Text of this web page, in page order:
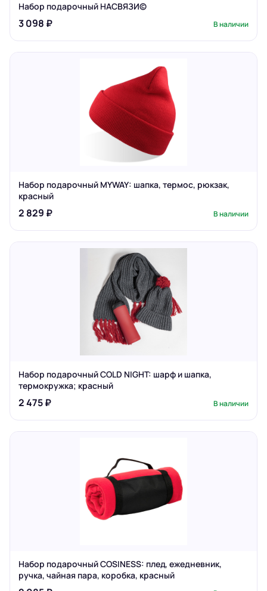
Набор подарочный НАСВЯЗИ©
3 098 ₽ В наличии
Набор подарочный MYWAY: шапка, термос, рюкзак,
красный
2 829 ₽ В наличии
Набор подарочный COLD NIGHT: шарф и шапка,
термокружка; красный
2 475 ₽ В наличии
Набор подарочный COSINESS: плед, ежедневник,
ручка, чайная пара, коробка, красный